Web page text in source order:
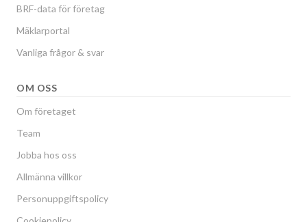
BRF-data för företag
Mäklarportal
Vanliga frågor & svar
OM OSS
Om företaget
Team
Jobba hos oss
Allmänna villkor
Personuppgiftspolicy